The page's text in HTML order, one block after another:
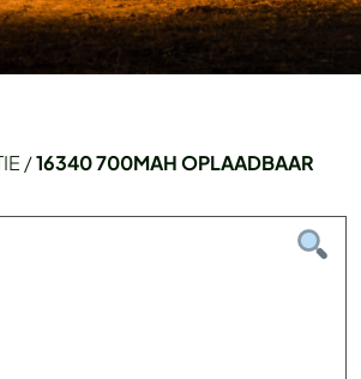
/16340 700MAH OPLAADBAAR